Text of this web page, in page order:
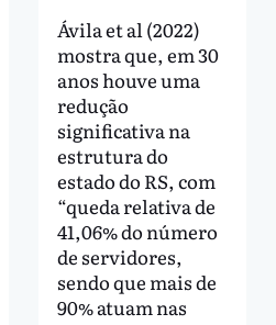
Ávila et al (2022)
mostra que, em 30
anos houve uma
redução
significativa na
estrutura do
estado do RS, com
“queda relativa de
41,06% do número
de servidores,
sendo que mais de
90% atuam nas